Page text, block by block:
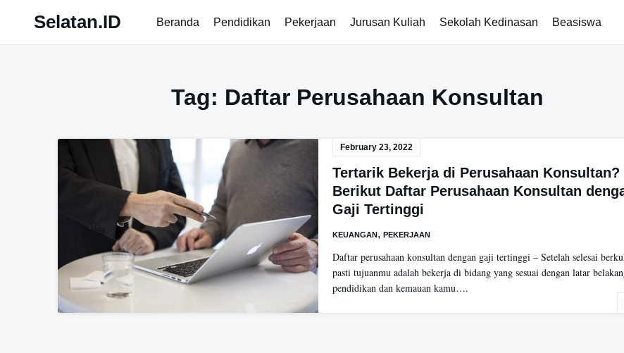
Selatan.ID Beranda Pendidikan Pekerjaan Jurusan Kuliah Sekolah Kedinasan Beasiswa
Tag: Daftar Perusahaan Konsultan
February 23, 2022
Tertarik Bekerja di Perusahaan Konsultan?
Berikut Daftar Perusahaan Konsultan
Gaji Tertinggi
KEUANGAN, PEKERJAAN
Daftar perusahaan konsultan dengan gaji tertinggi – Setelah selesai
pasti tujuanmu adalah bekerja di bidang yang sesuai dengan latar
pendidikan dan kemauan kamu….